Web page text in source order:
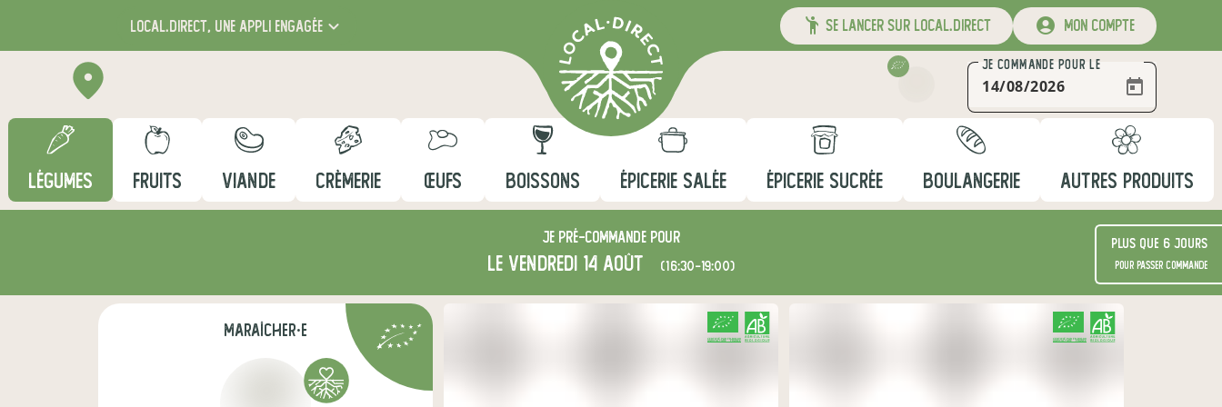
local.direct, une appli engagée se lancer sur local.direct mon compte
JE COMMANDE POUR LE
LÉGUMES FRUITS VIANDE CRÈMERIE ŒUFS BOISSONS ÉPICERIE SALÉE ÉPICERIE SUCRÉE BOULANGERIE AUTRES PRODUITS
Je pré-commandepour
le vendredi 14 août (16:30-19:00)
Plus que 6 jours
pour passer commande
maraîcher·e CERTIFIÉ PAR FR-BIO-09
AGRICULTURE FRANCE CERTIFIÉ PAR FR-BIO-09
AGRICULTURE FRANCE